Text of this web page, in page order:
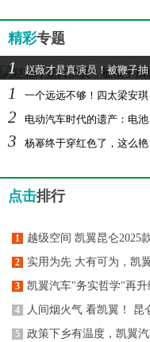
精彩专题
1 赵薇才是真演员！被鞭子抽
1 一个远远不够！四太梁安琪
2 电动汽车时代的遗产：电池
3 杨幂终于穿红色了，这么艳
点击排行
1 越级空间 凯翼昆仑2025
2 实用为先 大有可为，凯
3 凯翼汽车"务实哲学"再
4 人间烟火气 看凯翼！ 昆
5 政策下乡有温度，凯翼